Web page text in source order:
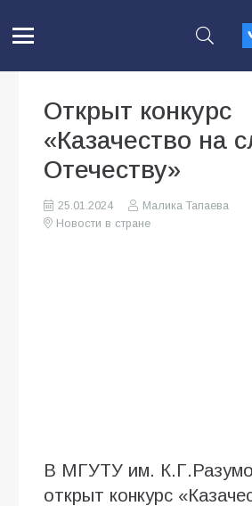
Открыт конкурс
«Казачество на
Отечеству»
25.01.2024
Малика Тапаева
Новости в стране
В МГУТУ им.
открыт конкурс